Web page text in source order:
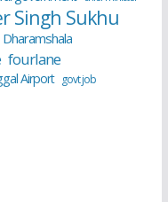
Singh Sukhu
Dharamshala
fourlane
Airport govt job